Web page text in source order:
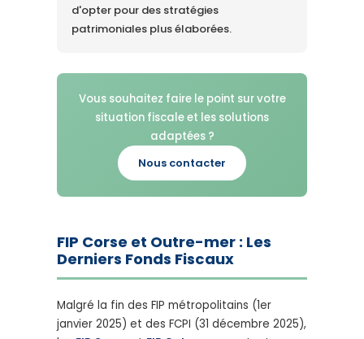
d'opter pour des stratégies
patrimoniales plus élaborées.
Vous souhaitez faire le point sur votre
situation fiscale et les solutions
adaptées ?
Nous contacter
FIP Corse et Outre-mer : Les
Derniers Fonds Fiscaux
Malgré la fin des FIP métropolitains (1er
janvier 2025) et des FCPI (31 décembre 2025),